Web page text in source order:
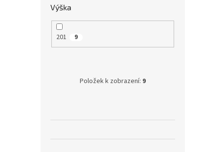
Výška
201 9
Položek k zobrazení: 9